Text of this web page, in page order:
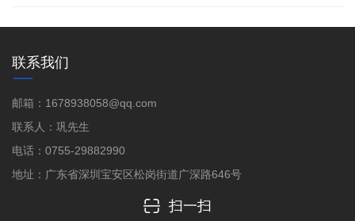
联系我们
邮箱：1678938058@qq.com
联系人：巩先生
电话：0755-29882990
地址：广东省深圳宝安区松岗街道广深路646号
扫一扫